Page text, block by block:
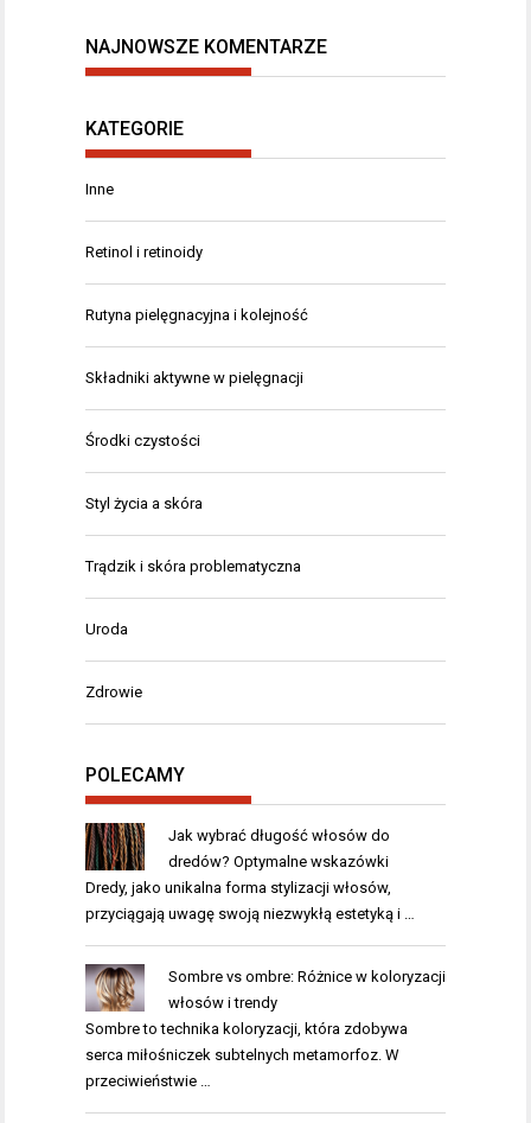
NAJNOWSZE KOMENTARZE
KATEGORIE
Inne
Retinol i retinoidy
Rutyna pielęgnacyjna i kolejność
Składniki aktywne w pielęgnacji
Środki czystości
Styl życia a skóra
Trądzik i skóra problematyczna
Uroda
Zdrowie
POLECAMY
Jak wybrać długość włosów do
dredów? Optymalne wskazówki
Dredy, jako unikalna forma stylizacji włosów,
przyciągają uwagę swoją niezwykłą estetyką i …
Sombre vs ombre: Różnice w koloryzacji
włosów i trendy
Sombre to technika koloryzacji, która zdobywa
serca miłośniczek subtelnych metamorfoz. W
przeciwieństwie …